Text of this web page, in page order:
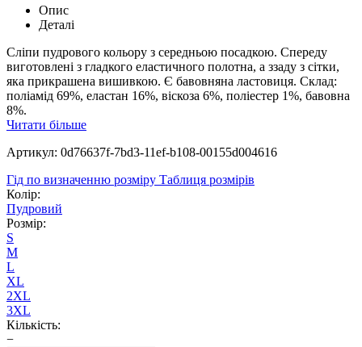
Опис
Деталі
Сліпи пудрового кольору з середньою посадкою. Спереду
виготовлені з гладкого еластичного полотна, а ззаду з сітки,
яка прикрашена вишивкою. Є бавовняна ластовиця. Склад:
поліамід 69%, еластан 16%, віскоза 6%, поліестер 1%, бавовна
8%.
Читати більше
Артикул: 0d76637f-7bd3-11ef-b108-00155d004616
Гід по визначенню розміру Таблиця розмірів
Колір:
Пудровий
Розмір:
S
M
L
XL
2XL
3XL
Кількість:
−